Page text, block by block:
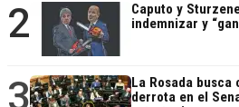
2
Caputo y
indemnizar y
3
La Rosada busca
derrota en el